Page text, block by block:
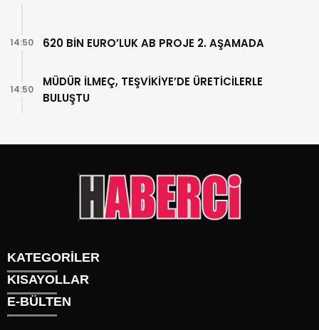
620 BİN EURO’LUK AB PROJE 2. AŞAMADA
14:50
MÜDÜR İLMEÇ, TEŞVİKİYE’DE ÜRETİCİLERLE
BULUŞTU
14:50
KATEGORİLER
Gündem
Siyaset
KISAYOLLAR
Künye
E-BÜLTEN